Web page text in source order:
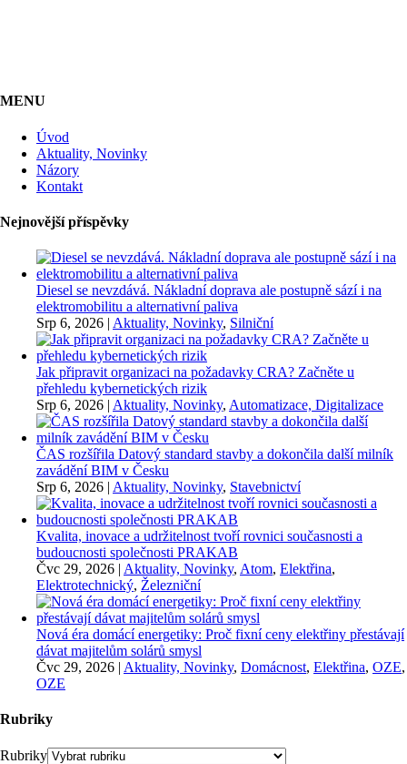
MENU
Úvod
Aktuality, Novinky
Názory
Kontakt
Nejnovější příspěvky
Diesel se nevzdává. Nákladní doprava ale postupně sází i na
elektromobilitu a alternativní paliva
Srp 6, 2026 | Aktuality, Novinky, Silniční
Jak připravit organizaci na požadavky CRA? Začněte u
přehledu kybernetických rizik
Srp 6, 2026 | Aktuality, Novinky, Automatizace, Digitalizace
ČAS rozšířila Datový standard stavby a dokončila další milník
zavádění BIM v Česku
Srp 6, 2026 | Aktuality, Novinky, Stavebnictví
Kvalita, inovace a udržitelnost tvoří rovnici současnosti a
budoucnosti společnosti PRAKAB
Čvc 29, 2026 | Aktuality, Novinky, Atom, Elektřina,
Elektrotechnický, Železniční
Nová éra domácí energetiky: Proč fixní ceny elektřiny přestávají
dávat majitelům solárů smysl
Čvc 29, 2026 | Aktuality, Novinky, Domácnost, Elektřina, OZE,
OZE
Rubriky
Rubriky